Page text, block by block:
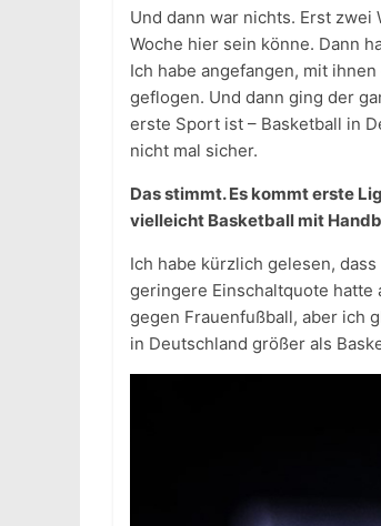
Und dann war nichts. Erst
Woche hier sein könne. Dann
Ich habe angefangen, mit
geflogen. Und dann ging der
erste Sport ist – Basketball in
nicht mal sicher.
Das stimmt. Es kommt erste
vielleicht Basketball mit
Ich habe kürzlich gelesen,
geringere Einschaltquote hatte
gegen Frauenfußball, aber ich
in Deutschland größer als